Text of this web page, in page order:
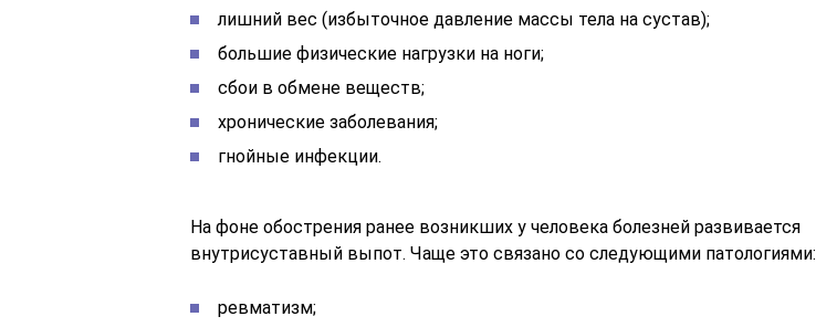
лишний вес (избыточное давление массы тела на сустав);
большие физические нагрузки на ноги;
сбои в обмене веществ;
хронические заболевания;
гнойные инфекции.
На фоне обострения ранее возникших у человека болезней развивается
внутрисуставный выпот. Чаще это связано со следующими патологиями:
ревматизм;